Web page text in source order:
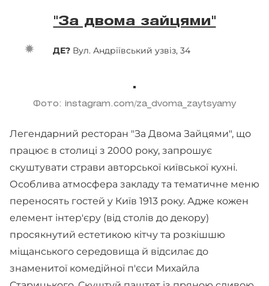
"За двома зайцями"
ДЕ? Вул. Андріївський узвіз, 34
Фото: instagram.com/za_dvoma_zaytsyamy
Легендарний ресторан "За Двома Зайцями", що
працює в столиці з 2000 року, запрошує
скуштувати страви авторської київської кухні.
Особлива атмосфера закладу та тематичне меню
переносять гостей у Київ 1913 року. Адже кожен
елемент інтер'єру (від столів до декору)
просякнутий естетикою кітчу та розкішшю
міщанського середовища й відсилає до
знаменитої комедійної п'єси Михайла